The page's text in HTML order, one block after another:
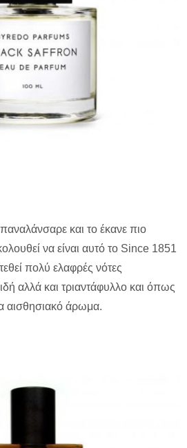
και το έκανε πιο
να είναι αυτό το Since 1851
πολύ ελαφρές νότες
αλλά και τριαντάφυλλο και όπως
αισθησιακό άρωμα.